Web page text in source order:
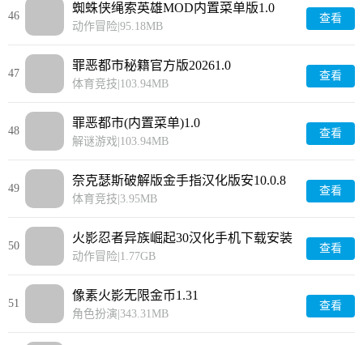
46
蜘蛛侠绳索英雄MOD内置菜单版1.0
动作冒险 95.18MB
查看
47
罪恶都市秘籍官方版20261.0
体育竞技 103.94MB
查看
48
罪恶都市(内置菜单)1.0
解谜游戏 103.94MB
查看
49
奈克瑟斯破解版金手指汉化版安10.0.8
体育竞技 3.95MB
查看
50
火影忍者异族崛起30汉化手机下载安装
1.74.65.6
动作冒险 1.77GB
查看
51
像素火影无限金币1.31
角色扮演 343.31MB
查看